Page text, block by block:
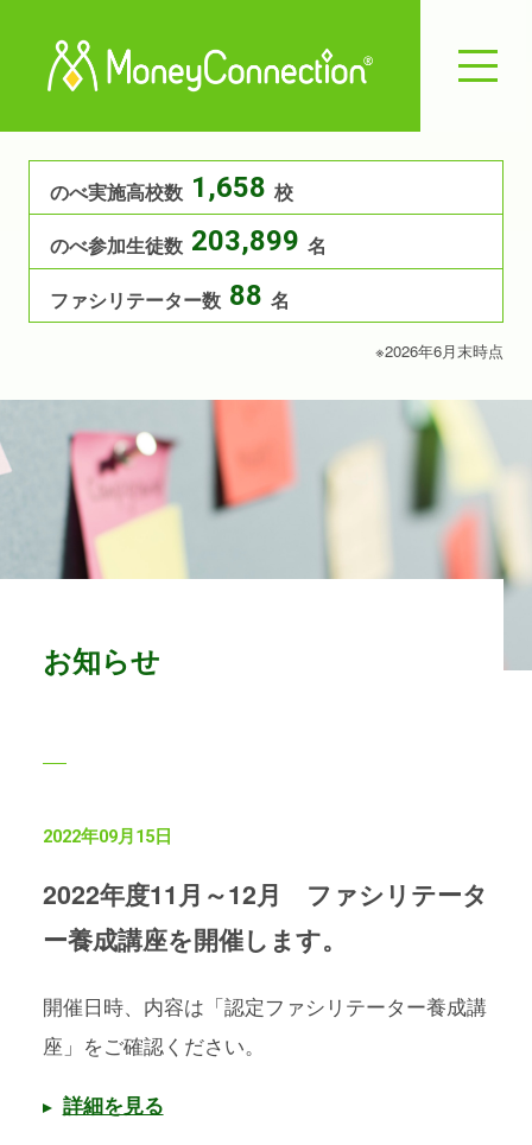
のべ実施高校数 1,658 校
のべ参加生徒数 203,899 名
ファシリテーター数 88 名
※2026年6月末時点
お知らせ
2022年09月15日
2022年度11月～12月 ファシリテータ
ー養成講座を開催します。
開催日時、内容は「認定ファシリテーター養成講
座」をご確認ください。
詳細を見る